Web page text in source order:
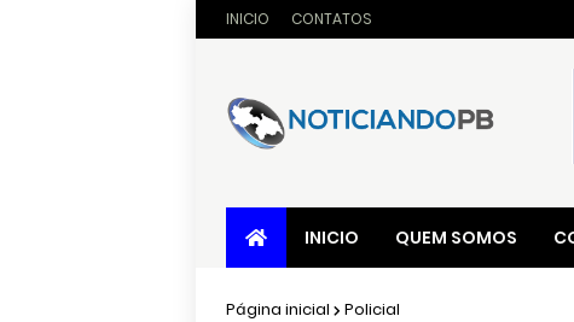
INICIO CONTATOS
INICIO QUEM SOMOS
Página inicial Policial